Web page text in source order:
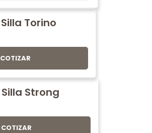
Silla Torino
COTIZAR
Silla Strong
COTIZAR